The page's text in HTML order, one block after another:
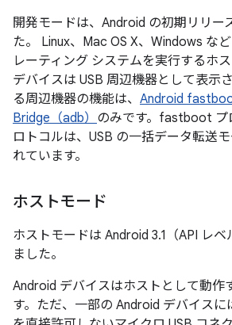
開発モードは、Android の初期リリー
た。
Linux、Mac OS X、Windows な
レーティング システムを実行するホ
デバイスは USB 周辺機器として表示
る周辺機器の機能は、 Android
Bridge（adb） のみです。fastboot プ
ロトコルは、USB の一括データ転送
れています。
ホストモード
ホストモードは Android 3.1（API レ
ました。
Android デバイスはホストとして動作
す。ただ、一部の Android デバイス